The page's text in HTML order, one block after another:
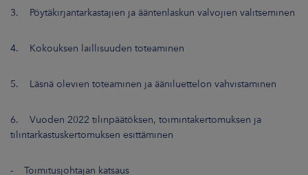
3. Pöytäkirjantarkastajien ja ääntenlaskun valvojien valitseminen
4. Kokouksen laillisuuden toteaminen
5. Läsnä olevien toteaminen ja ääniluettelon vahvistaminen
6. Vuoden 2022 tilinpäätöksen, toimintakertomuksen ja
tilintarkastuskertomuksen esittäminen
- Toimitusjohtajan katsaus